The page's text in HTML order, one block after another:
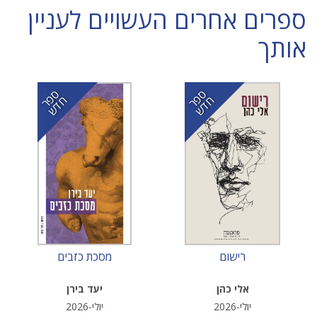
ספרים אחרים העשויים לעניין
אותך
ס
פ
ר
ח
ד
ש
רישום
אלי כהן
יולי-2026
ס
פ
ר
ח
ד
ש
מסכת כזבים
יעד בירן
יולי-2026